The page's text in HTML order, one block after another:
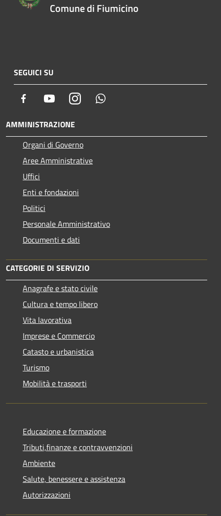
Comune di Fiumicino
SEGUICI SU
Facebook YoutubeInstagram
AMMINISTRAZIONE
Organi di Governo
Aree Amministrative
Uffici
Enti e fondazioni
Politici
Personale Amministrativo
Documenti e dati
CATEGORIE DI SERVIZIO
Anagrafe e stato civile
Cultura e tempo libero
Vita lavorativa
Imprese e Commercio
Catasto e urbanistica
Turismo
Mobilità e trasporti
Educazione e formazione
Tributi,finanze e contravvenzioni
Ambiente
Salute, benessere e assistenza
Autorizzazioni